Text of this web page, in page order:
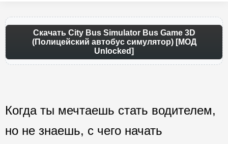
Скачать City Bus Simulator Bus Game 3D
(Полицейский автобус симулятор) [МОД
Unlocked]
Когда ты мечтаешь стать водителем,
но не знаешь, с чего начать